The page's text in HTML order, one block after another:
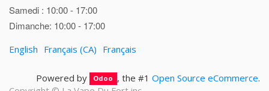
Samedi : 10:00 - 17:00
Dimanche: 10:00 - 17:00
English Français (CA) Français
Powered by Odoo , the #1 Open Source eCommerce.